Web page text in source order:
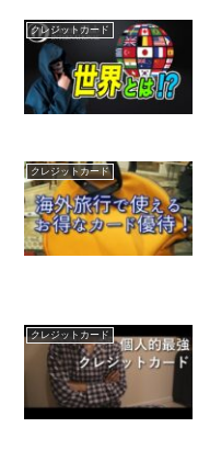
クレジットカード
クレジットカード
クレジットカード